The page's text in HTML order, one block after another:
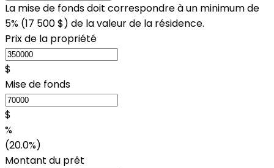
La mise de fonds doit correspondre à un minimum de
5% (17 500 $) de la valeur de la résidence.
Prix de la propriété
$
Mise de fonds
$
%
(20.0%)
Montant du prêt